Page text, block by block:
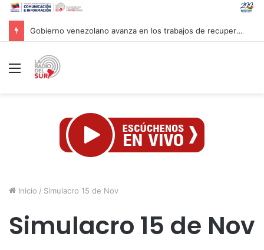
Gobierno venezolano avanza en los trabajos de recuperación y construcción del terminal temporal en Maiquetía
Menú
Inicio / Simulacro 15 de Nov
Simulacro 15 de Nov